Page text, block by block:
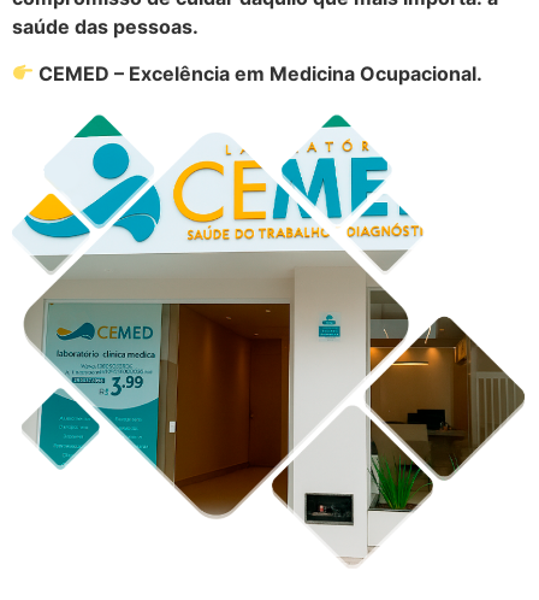
saúde das pessoas.
CEMED – Excelência em Medicina Ocupacional.